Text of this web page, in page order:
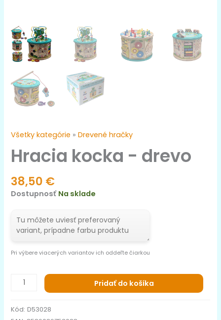
Všetky kategórie »Drevené hračky
Hracia kocka - drevo
38,50 €
Dostupnosť Na sklade
Pri výbere viacerých variantov ich oddeľte čiarkou
Pridať do košíka
Kód:D53028